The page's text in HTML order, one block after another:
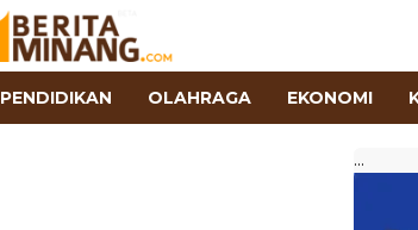
PENDIDIKAN OLAHRAGA EKONOMI
...